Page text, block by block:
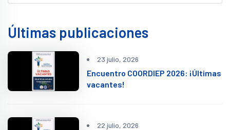
Últimas publicaciones
23 julio, 2026
Encuentro COORDIEP 2026: ¡Últimas
vacantes!
22 julio, 2026